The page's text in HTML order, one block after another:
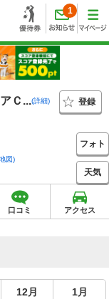
1
Ｃ...(詳細)
登録
図)
フォト
天気
口コミ アクセス
12月 1月